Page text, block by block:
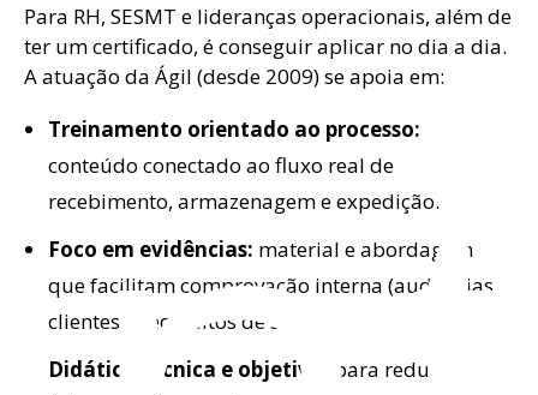
Para RH, SESMT e lideranças operacionais, além de
ter um certificado, é conseguir aplicar no dia a dia.
A atuação da Ágil (desde 2009) se apoia em:
Treinamento orientado ao processo:
conteúdo conectado ao fluxo real de
recebimento, armazenagem e expedição.
Foco em evidências: material e abordagem
que facilitam comprovação interna (auditorias,
clientes e requisitos de SST).
Didática técnica e objetiva:
para reduzir